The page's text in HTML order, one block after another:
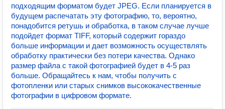
подходящим форматом будет JPEG. Если планируется в
будущем распечатать эту фотографию, то, вероятно,
понадобится ретушь и обработка, в таком случае лучше
подойдет формат TIFF, который содержит гораздо
больше информации и дает возможность осуществлять
обработку практически без потери качества. Однако
размер файла с такой фотографией будет в 4-5 раз
больше. Обращайтесь к нам, чтобы получить с
фотопленки или старых снимков высококачественные
фотографии в цифровом формате.